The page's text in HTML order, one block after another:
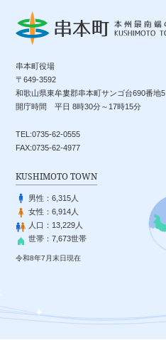
串本町役場
〒649-3592
和歌山県東牟婁郡串本町サンゴ台690番地5
開庁時間 平日 8時30分～17時15分
TEL:0735-62-0555
FAX:0735-62-4977
KUSHIMOTO TOWN
男性：6,315人
女性：6,914人
人口： 13,229人
世帯：7,673世帯
令和8年7月末日現在